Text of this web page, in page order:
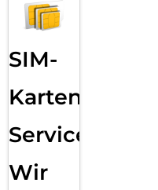
SIM-
Karten
Service:
Wir